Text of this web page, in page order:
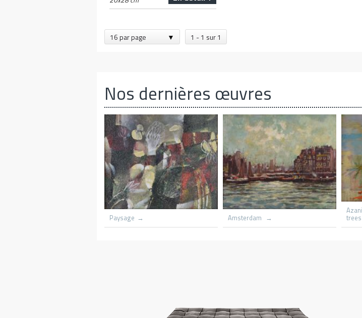
16 par page 1 - 1 sur 1
Nos dernières œuvres
Grounded scooners dar harbnour
Village du congo Le hameau